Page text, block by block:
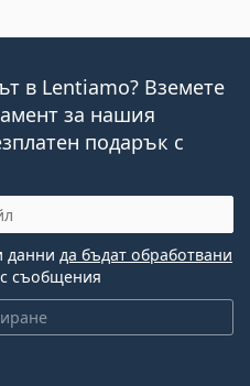
в Lentiamo? Вземете
за нашия
подарък с
данни да бъдат обработвани
съобщения